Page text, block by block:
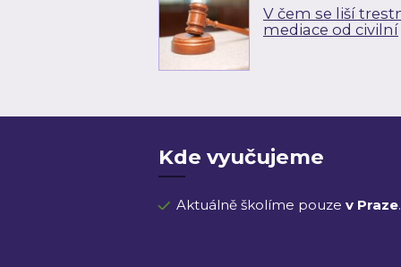
V čem se liší
mediace od civilní
Kde vyučujeme
Aktuálně školíme pouze v Praze.